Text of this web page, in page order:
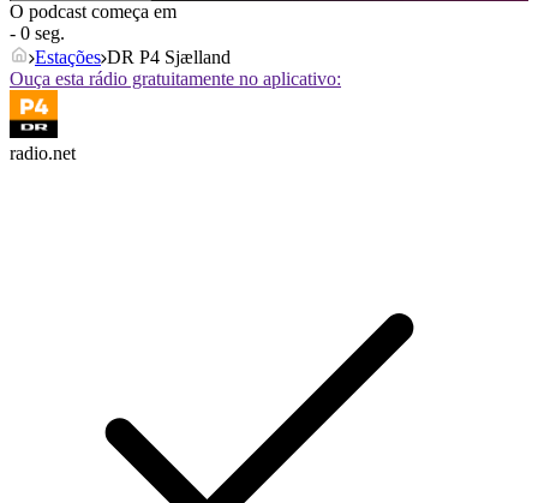
O podcast começa em
- 0 seg.
Estações DR P4 Sjælland
Ouça esta rádio gratuitamente no aplicativo:
radio.net